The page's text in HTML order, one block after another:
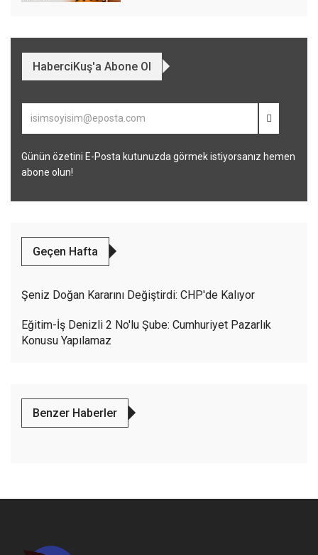
HaberciKuş'a Abone Ol
Günün özetini E-Posta kutunuzda görmek istiyorsanız hemen
abone olun!
Geçen Hafta
Şeniz Doğan Kararını Değiştirdi: CHP'de Kalıyor
Eğitim-İş Denizli 2 No'lu Şube: Cumhuriyet Pazarlık
Konusu Yapılamaz
Benzer Haberler